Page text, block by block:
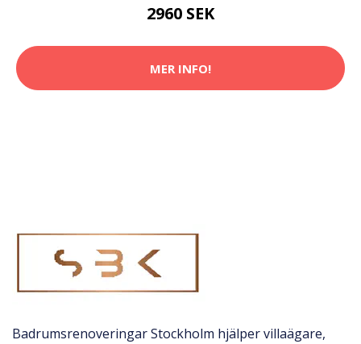
2960 SEK
MER INFO!
Badrumsrenoveringar Stockholm hjälper villaägare,